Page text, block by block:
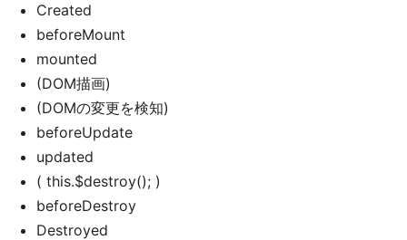
Created
beforeMount
mounted
(DOM描画)
(DOMの変更を検知)
beforeUpdate
updated
( this.$destroy(); )
beforeDestroy
Destroyed